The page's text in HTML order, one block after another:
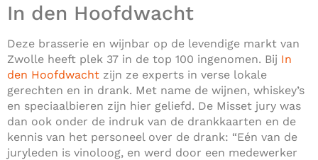
In den Hoofdwacht
Deze brasserie en wijnbar op de levendige markt van
Zwolle heeft plek 37 in de top 100 ingenomen. Bij In
den Hoofdwacht zijn ze experts in verse lokale
gerechten en in drank. Met name de wijnen, whiskey’s
en speciaalbieren zijn hier geliefd. De Misset jury was
dan ook onder de indruk van de drankkaarten en de
kennis van het personeel over de drank: “Eén van de
juryleden is vinoloog, en werd door een medewerker